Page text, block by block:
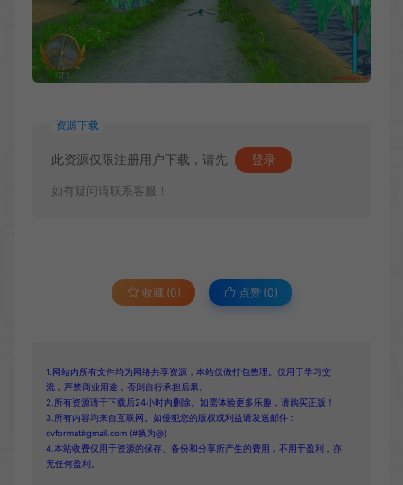
资源下载
此资源仅限注册用户下载，请先 登录
如有疑问请联系客服！
收藏 (0) 点赞 (0)
1.网站内所有文件均为网络共享资源，本站仅做打包整理。仅用于学习交
流，严禁商业用途，否则自行承担后果。
2.所有资源请于下载后24小时内删除。如需体验更多乐趣，请购买正版！
3.所有内容均来自互联网。如侵犯您的版权或利益请发送邮件：
cvformat#gmail.com (#换为@)
4.本站收费仅用于资源的保存、备份和分享所产生的费用，不用于盈利，亦
无任何盈利。